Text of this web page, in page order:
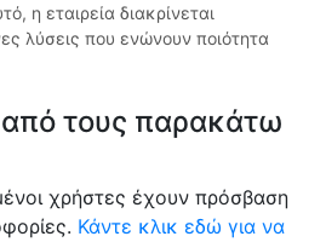
η εταιρεία διακρίνεται
λύσεις που ενώνουν ποιότητα
από τους παρακάτω
χρήστες έχουν πρόσβαση
Κάντε κλικ εδώ για να